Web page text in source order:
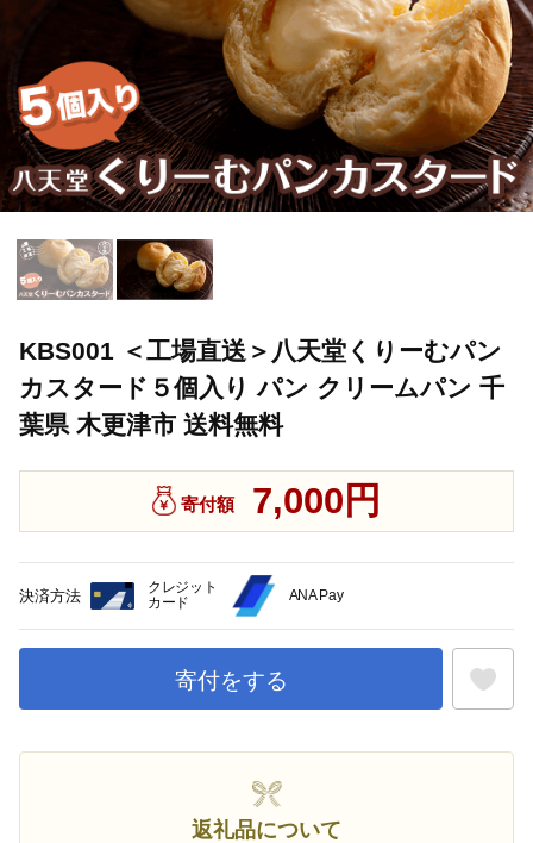
KBS001 ＜工場直送＞八天堂くりーむパン
カスタード５個入り パン クリームパン 千
葉県 木更津市 送料無料
寄付額 7,000円
決済方法
クレジット
カード
ANA Pay
寄付をする
返礼品について